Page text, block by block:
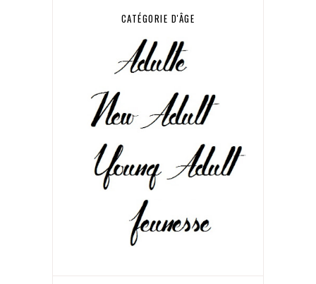
CATÉGORIE D'ÂGE